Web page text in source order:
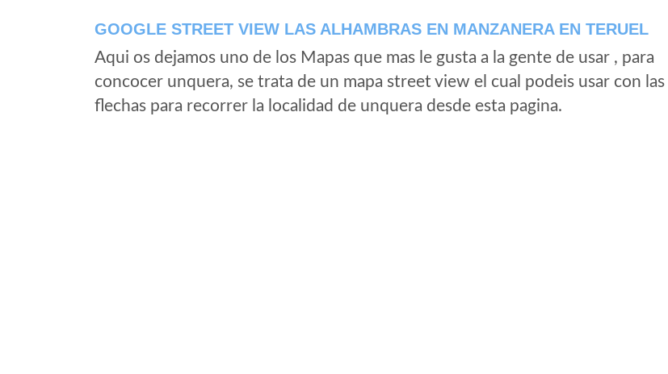
GOOGLE STREET VIEW LAS ALHAMBRAS EN MANZANERA EN TERUEL
Aqui os dejamos uno de los Mapas que mas le gusta a la gente de usar , para
concocer unquera, se trata de un mapa street view el cual podeis usar con las
flechas para recorrer la localidad de unquera desde esta pagina.